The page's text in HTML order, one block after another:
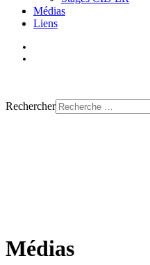
Médias
Liens
Rechercher
Médias